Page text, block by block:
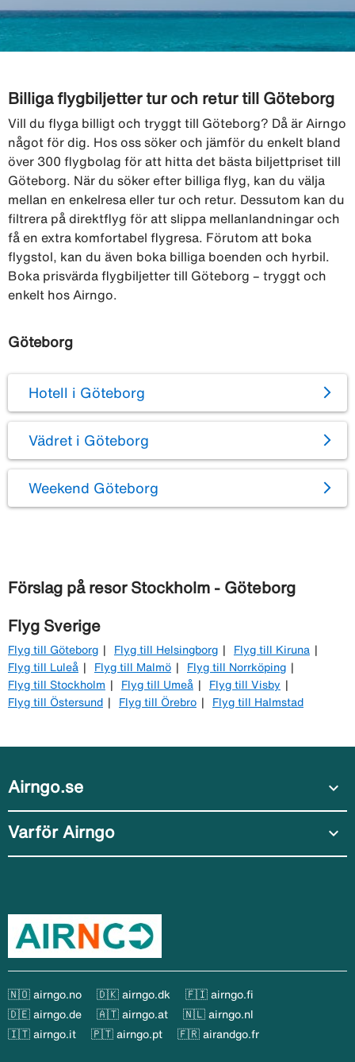
Billiga flygbiljetter tur och retur till Göteborg
Vill du flyga billigt och tryggt till Göteborg? Då är Airngo
något för dig. Hos oss söker och jämför du enkelt bland
över 300 flygbolag för att hitta det bästa biljettpriset till
Göteborg. När du söker efter billiga flyg, kan du välja
mellan en enkelresa eller tur och retur. Dessutom kan du
filtrera på direktflyg för att slippa mellanlandningar och
få en extra komfortabel flygresa. Förutom att boka
flygstol, kan du även boka billiga boenden och hyrbil.
Boka prisvärda flygbiljetter till Göteborg – tryggt och
enkelt hos Airngo.
Göteborg
Hotell i Göteborg
Vädret i Göteborg
Weekend Göteborg
Förslag på resor Stockholm - Göteborg
Flyg Sverige
Flyg till Göteborg Flyg till Helsingborg
Flyg till Kiruna
Flyg till Luleå
Flyg till Malmö
Flyg till Norrköping
Flyg till Stockholm
Flyg till Umeå
Flyg till Visby
Flyg till Östersund
Flyg till Örebro Flyg till Halmstad
Airngo.se expand_more
Varför Airngo expand_more
🇳🇴 airngo.no 🇩🇰 airngo.dk
🇫🇮 airngo.fi
🇩🇪 airngo.de
🇦🇹 airngo.at
🇳🇱 airngo.nl
🇮🇹 airngo.it
🇵🇹 airngo.pt 🇫🇷 airandgo.fr